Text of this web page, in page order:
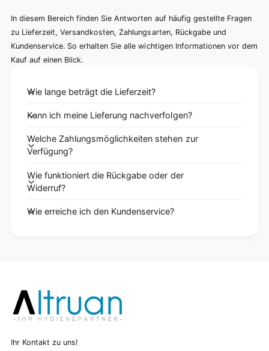
In diesem Bereich finden Sie Antworten auf häufig gestellte Fragen
zu Lieferzeit, Versandkosten, Zahlungsarten, Rückgabe und
Kundenservice. So erhalten Sie alle wichtigen Informationen vor dem
Kauf auf einen Blick.
Wie lange beträgt die Lieferzeit?
Kann ich meine Lieferung nachverfolgen?
Welche Zahlungsmöglichkeiten stehen zur
Verfügung?
Wie funktioniert die Rückgabe oder der
Widerruf?
Wie erreiche ich den Kundenservice?
Ihr Kontakt zu uns!